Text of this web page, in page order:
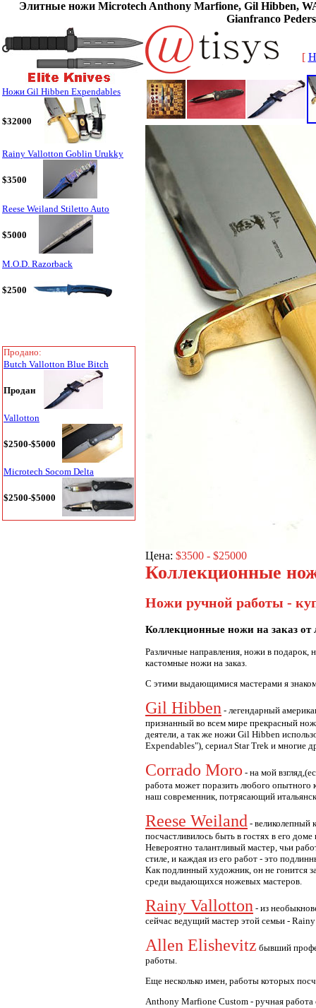
Элитные ножи Microtech Anthony Marfione, Gil Hibben,
Gianfranco
Ножи Gil Hibben Expendables
$32000
Rainy Vallotton Goblin Urukky
$3500
Reese Weiland Stiletto Auto
$5000
M.O.D. Razorback
$2500
Продано:
Butch Vallotton Blue Bitch
Продан
Vallotton
$2500-$5000
Microtech Socom Delta
$2500-$5000
[
Цена: $3500 - $25000
Коллекционные
Ножи ручной работы -
Коллекционные ножи на заказ от
Различные направления, ножи в
кастомные ножи на заказ.
С этими выдающимися мастерами я
Gil Hibben - легендарный
признанный во всем мире прекрасный
деятели, а так же ножи Gil Hibben
Expendables"), сериал Star Trek и многие
Corrado Moro - на мой
работа может поразить любого
наш современник, потрясающий
Reese Weiland - великолепный
посчастливилось быть в гостях в его
Невероятно талантливый мастер, чьи
стиле, и каждая из его работ - это
Как подлинный художник, он не гонится
среди выдающихся ножевых мастеров.
Rainy Vallotton - из
сейчас ведущий мастер этой семьи -
Allen Elishevitz бывший
работы.
Еще несколько имен, работы которых
Anthony Marfione Custom - ручная